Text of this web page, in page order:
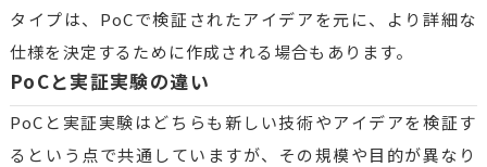
タイプは、PoCで検証されたアイデアを元に、より詳細な
仕様を決定するために作成される場合もあります。
PoCと実証実験の違い
PoCと実証実験はどちらも新しい技術やアイデアを検証す
るという点で共通していますが、その規模や目的が異なり